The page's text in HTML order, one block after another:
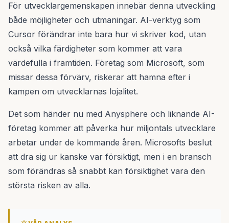
För utvecklargemenskapen innebär denna utveckling
både möjligheter och utmaningar. AI-verktyg som
Cursor förändrar inte bara hur vi skriver kod, utan
också vilka färdigheter som kommer att vara
värdefulla i framtiden. Företag som Microsoft, som
missar dessa förvärv, riskerar att hamna efter i
kampen om utvecklarnas lojalitet.
Det som händer nu med Anysphere och liknande AI-
företag kommer att påverka hur miljontals utvecklare
arbetar under de kommande åren. Microsofts beslut
att dra sig ur kanske var försiktigt, men i en bransch
som förändras så snabbt kan försiktighet vara den
största risken av alla.